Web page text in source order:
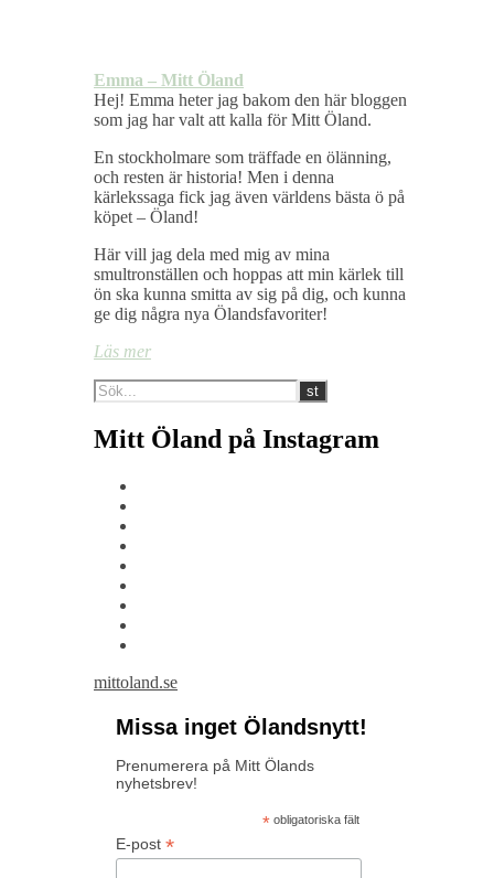
Emma – Mitt Öland
Hej! Emma heter jag bakom den här bloggen
som jag har valt att kalla för Mitt Öland.
En stockholmare som träffade en ölänning,
och resten är historia! Men i denna
kärlekssaga fick jag även världens bästa ö på
köpet – Öland!
Här vill jag dela med mig av mina
smultronställen och hoppas att min kärlek till
ön ska kunna smitta av sig på dig, och kunna
ge dig några nya Ölandsfavoriter!
Läs mer
Mitt Öland på Instagram
mittoland.se
Missa inget Ölandsnytt!
Prenumerera på Mitt Ölands
nyhetsbrev!
*obligatoriska fält
E-post *